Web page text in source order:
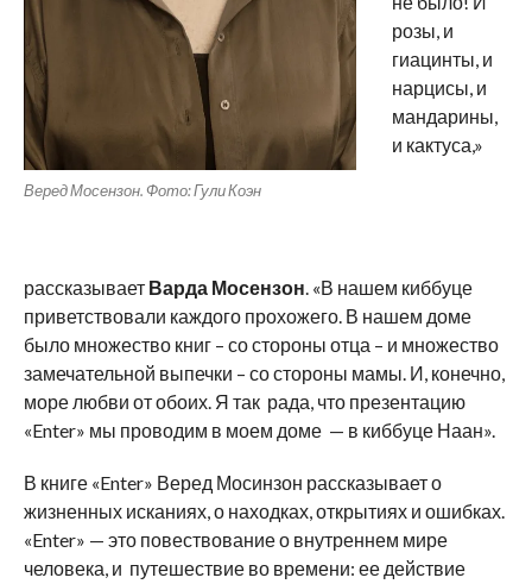
Веред Мосензон. Фото: Гули Коэн
розы, и
гиацинты, и
нарцисы, и
мандарины,
и кактуса,»
рассказывает Варда Мосензон. «В нашем киббуце
приветствовали каждого прохожего. В нашем доме
было множество книг – со стороны отца – и множество
замечательной выпечки – со стороны мамы. И, конечно,
море любви от обоих. Я так рада, что презентацию
«Enter» мы проводим в моем доме — в киббуце Наан».
В книге «Enter» Веред Мосинзон рассказывает о
жизненных исканиях, о находках, открытиях и ошибках.
«Enter» — это повествование о внутреннем мире
человека, и путешествие во времени: ее действие